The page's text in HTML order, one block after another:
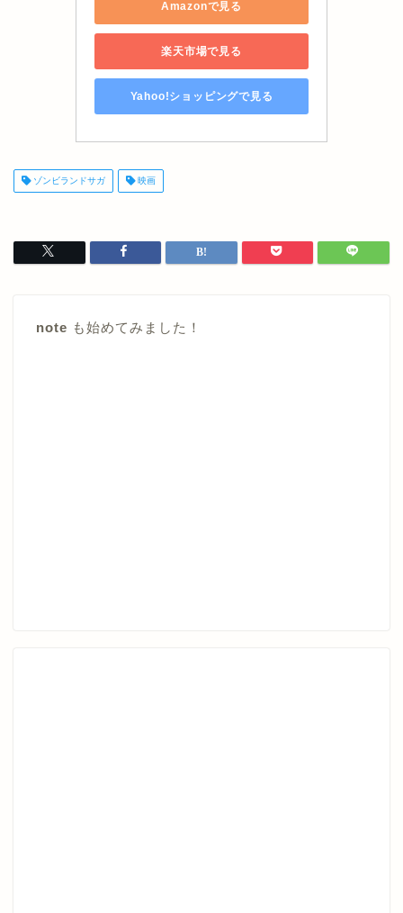
Amazonで見る
楽天市場で見る
Yahoo!ショッピングで見る
ゾンビランドサガ 映画
note も始めてみました！